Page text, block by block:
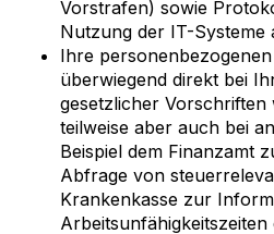
Vorstrafen) sowie
Nutzung der IT-Systeme
Ihre
überwiegend direkt bei
gesetzlicher
teilweise aber auch bei
Beispiel dem Finanzamt
Abfrage von
Krankenkasse zur